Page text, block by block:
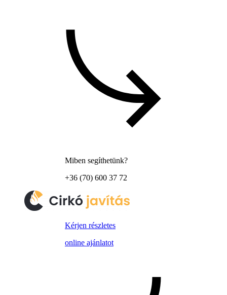
Miben segíthetünk?
+36 (70) 600 37 72
Kérjen részletes
online ajánlatot